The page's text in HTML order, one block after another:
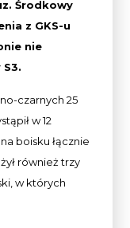
Środkowy
z GKS-u
nie
czarnych 25
w 12
boisku łącznie
również trzy
w których